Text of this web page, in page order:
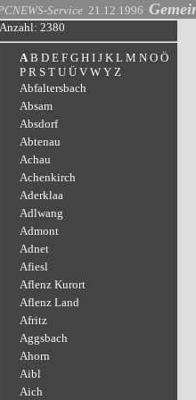
Service 21.12.1996
Anzahl: 2380
A B D E F G H I J K L M N O Ö
P R S T U Ü V W Y Z
Abfaltersbach
Absam
Absdorf
Abtenau
Achau
Achenkirch
Aderklaa
Adlwang
Admont
Adnet
Afiesl
Aflenz Kurort
Aflenz Land
Afritz
Aggsbach
Ahorn
Aibl
Aich